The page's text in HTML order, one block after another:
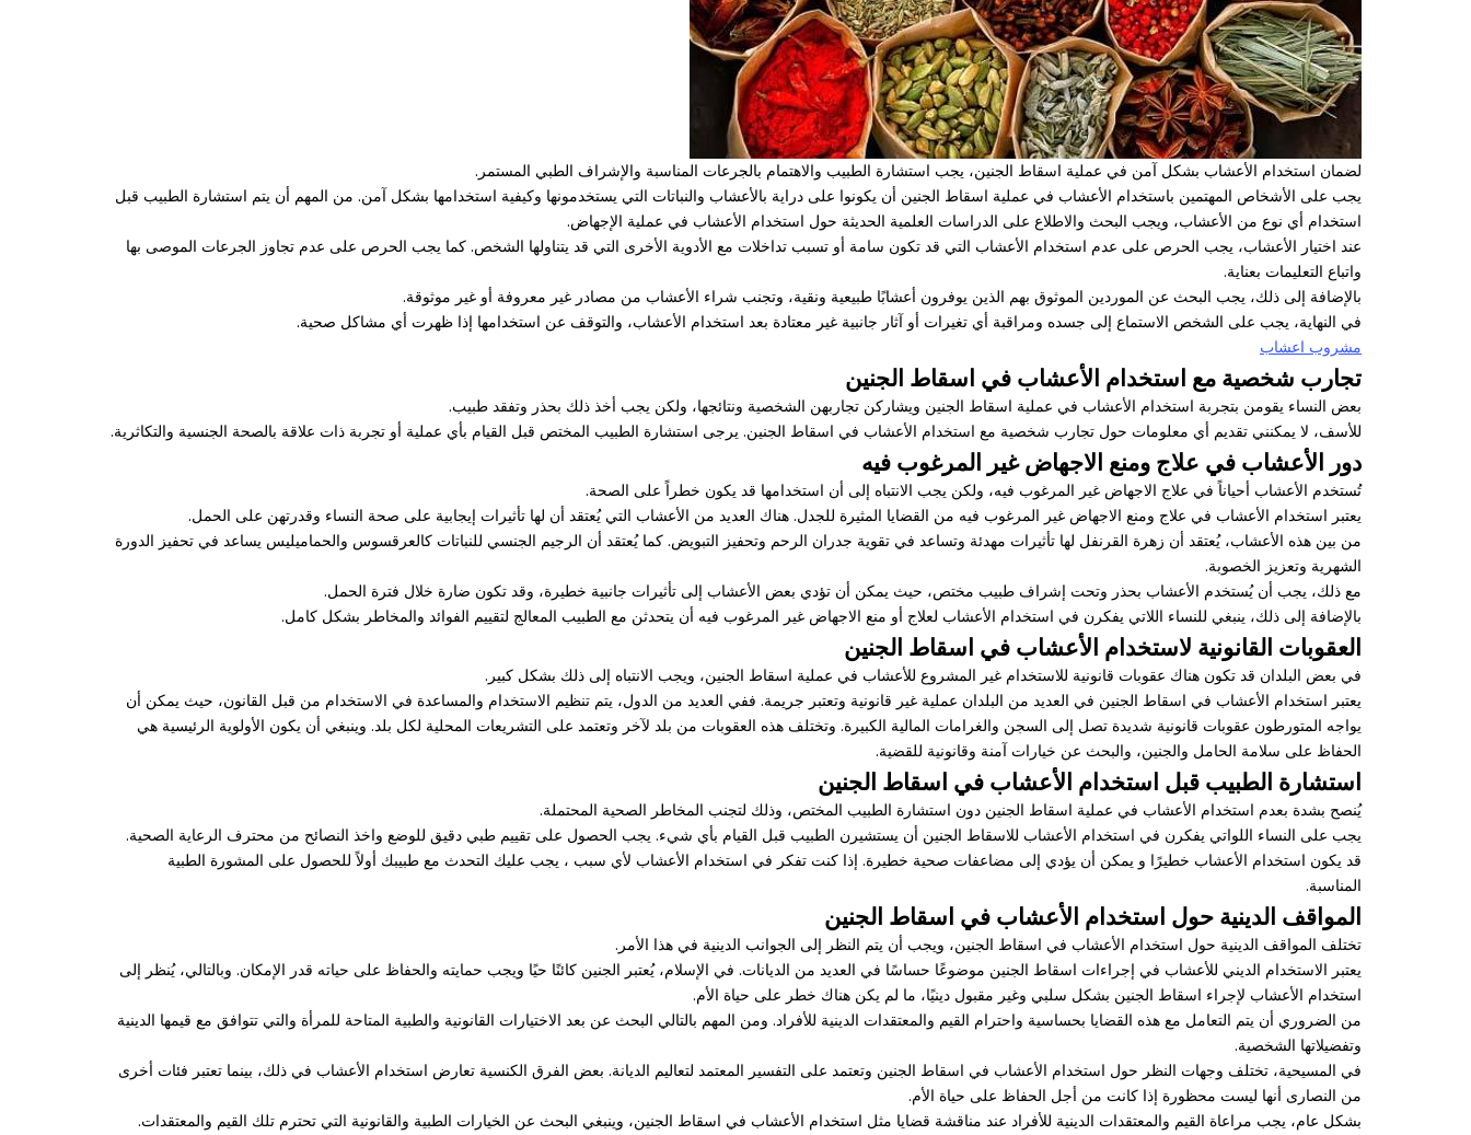
لضمان استخدام الأعشاب بشكل آمن في عملية اسقاط الجنين، يجب استشارة الطبيب والاهتمام بالجرعات المناسبة والإشراف الطبي المستمر.
يجب على الأشخاص المهتمين باستخدام الأعشاب في عملية اسقاط الجنين أن يكونوا على دراية بالأعشاب والنباتات التي يستخدمونها وكيفية استخدامها بشكل آمن. من المهم أن يتم استشارة الطبيب قبل
استخدام أي نوع من الأعشاب، ويجب البحث والاطلاع على الدراسات العلمية الحديثة حول استخدام الأعشاب في عملية الإجهاض.
عند اختيار الأعشاب، يجب الحرص على عدم استخدام الأعشاب التي قد تكون سامة أو تسبب تداخلات مع الأدوية الأخرى التي قد يتناولها الشخص. كما يجب الحرص على عدم تجاوز الجرعات الموصى بها
واتباع التعليمات بعناية.
بالإضافة إلى ذلك، يجب البحث عن الموردين الموثوق بهم الذين يوفرون أعشابًا طبيعية ونقية، وتجنب شراء الأعشاب من مصادر غير معروفة أو غير موثوقة.
في النهاية، يجب على الشخص الاستماع إلى جسده ومراقبة أي تغيرات أو آثار جانبية غير معتادة بعد استخدام الأعشاب، والتوقف عن استخدامها إذا ظهرت أي مشاكل صحية.
مشروب اعشاب
تجارب شخصية مع استخدام الأعشاب في اسقاط الجنين
بعض النساء يقومن بتجربة استخدام الأعشاب في عملية اسقاط الجنين ويشاركن تجاربهن الشخصية ونتائجها، ولكن يجب أخذ ذلك بحذر وتفقد طبيب.
للأسف، لا يمكنني تقديم أي معلومات حول تجارب شخصية مع استخدام الأعشاب في اسقاط الجنين. يرجى استشارة الطبيب المختص قبل القيام بأي عملية أو تجربة ذات علاقة بالصحة الجنسية والتكاثرية.
دور الأعشاب في علاج ومنع الاجهاض غير المرغوب فيه
تُستخدم الأعشاب أحياناً في علاج الاجهاض غير المرغوب فيه، ولكن يجب الانتباه إلى أن استخدامها قد يكون خطراً على الصحة.
يعتبر استخدام الأعشاب في علاج ومنع الاجهاض غير المرغوب فيه من القضايا المثيرة للجدل. هناك العديد من الأعشاب التي يُعتقد أن لها تأثيرات إيجابية على صحة النساء وقدرتهن على الحمل.
من بين هذه الأعشاب، يُعتقد أن زهرة القرنفل لها تأثيرات مهدئة وتساعد في تقوية جدران الرحم وتحفيز التبويض. كما يُعتقد أن الرجيم الجنسي للنباتات كالعرقسوس والحماميليس يساعد في تحفيز الدورة
الشهرية وتعزيز الخصوبة.
مع ذلك، يجب أن يُستخدم الأعشاب بحذر وتحت إشراف طبيب مختص، حيث يمكن أن تؤدي بعض الأعشاب إلى تأثيرات جانبية خطيرة، وقد تكون ضارة خلال فترة الحمل.
بالإضافة إلى ذلك، ينبغي للنساء اللاتي يفكرن في استخدام الأعشاب لعلاج أو منع الاجهاض غير المرغوب فيه أن يتحدثن مع الطبيب المعالج لتقييم الفوائد والمخاطر بشكل كامل.
العقوبات القانونية لاستخدام الأعشاب في اسقاط الجنين
في بعض البلدان قد تكون هناك عقوبات قانونية للاستخدام غير المشروع للأعشاب في عملية اسقاط الجنين، ويجب الانتباه إلى ذلك بشكل كبير.
يعتبر استخدام الأعشاب في اسقاط الجنين في العديد من البلدان عملية غير قانونية وتعتبر جريمة. ففي العديد من الدول، يتم تنظيم الاستخدام والمساعدة في الاستخدام من قبل القانون، حيث يمكن أن
يواجه المتورطون عقوبات قانونية شديدة تصل إلى السجن والغرامات المالية الكبيرة. وتختلف هذه العقوبات من بلد لآخر وتعتمد على التشريعات المحلية لكل بلد. وينبغي أن يكون الأولوية الرئيسية هي
الحفاظ على سلامة الحامل والجنين، والبحث عن خيارات آمنة وقانونية للقضية.
استشارة الطبيب قبل استخدام الأعشاب في اسقاط الجنين
يُنصح بشدة بعدم استخدام الأعشاب في عملية اسقاط الجنين دون استشارة الطبيب المختص، وذلك لتجنب المخاطر الصحية المحتملة.
يجب على النساء اللواتي يفكرن في استخدام الأعشاب للاسقاط الجنين أن يستشيرن الطبيب قبل القيام بأي شيء. يجب الحصول على تقييم طبي دقيق للوضع واخذ النصائح من محترف الرعاية الصحية.
قد يكون استخدام الأعشاب خطيرًا و يمكن أن يؤدي إلى مضاعفات صحية خطيرة. إذا كنت تفكر في استخدام الأعشاب لأي سبب ، يجب عليك التحدث مع طبيبك أولاً للحصول على المشورة الطبية
المناسبة.
المواقف الدينية حول استخدام الأعشاب في اسقاط الجنين
تختلف المواقف الدينية حول استخدام الأعشاب في اسقاط الجنين، ويجب أن يتم النظر إلى الجوانب الدينية في هذا الأمر.
يعتبر الاستخدام الديني للأعشاب في إجراءات اسقاط الجنين موضوعًا حساسًا في العديد من الديانات. في الإسلام، يُعتبر الجنين كائنًا حيًا ويجب حمايته والحفاظ على حياته قدر الإمكان. وبالتالي، يُنظر إلى
استخدام الأعشاب لإجراء اسقاط الجنين بشكل سلبي وغير مقبول دينيًا، ما لم يكن هناك خطر على حياة الأم.
من الضروري أن يتم التعامل مع هذه القضايا بحساسية واحترام القيم والمعتقدات الدينية للأفراد. ومن المهم بالتالي البحث عن بعد الاختيارات القانونية والطبية المتاحة للمرأة والتي تتوافق مع قيمها الدينية
وتفضيلاتها الشخصية.
في المسيحية، تختلف وجهات النظر حول استخدام الأعشاب في اسقاط الجنين وتعتمد على التفسير المعتمد لتعاليم الديانة. بعض الفرق الكنسية تعارض استخدام الأعشاب في ذلك، بينما تعتبر فئات أخرى
من النصارى أنها ليست محظورة إذا كانت من أجل الحفاظ على حياة الأم.
بشكل عام، يجب مراعاة القيم والمعتقدات الدينية للأفراد عند مناقشة قضايا مثل استخدام الأعشاب في اسقاط الجنين، وينبغي البحث عن الخيارات الطبية والقانونية التي تحترم تلك القيم والمعتقدات.